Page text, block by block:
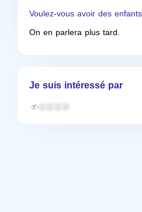
Voulez-vous avoir des
On en parlera plus tard.
Je suis intéressé par